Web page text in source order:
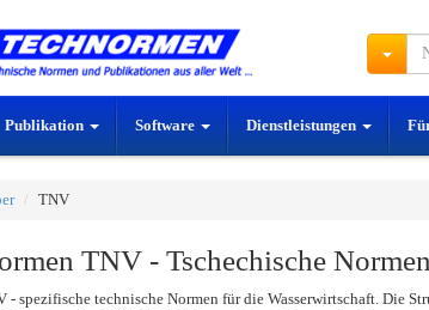
Publikation Software Dienstleistungen
TNV
TNV - Tschechische Normen
- spezifische technische Normen für die Wasserwirtschaft. Die